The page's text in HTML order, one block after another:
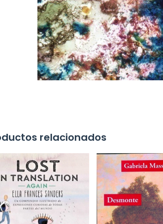
relacionados